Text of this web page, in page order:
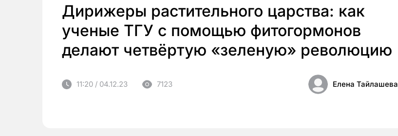
Дирижеры растительного царства: как
ученые ТГУ с помощью фитогормонов
делают четвёртую «зеленую» революцию
11:20 / 04.12.23 7123 Елена Тайлашева